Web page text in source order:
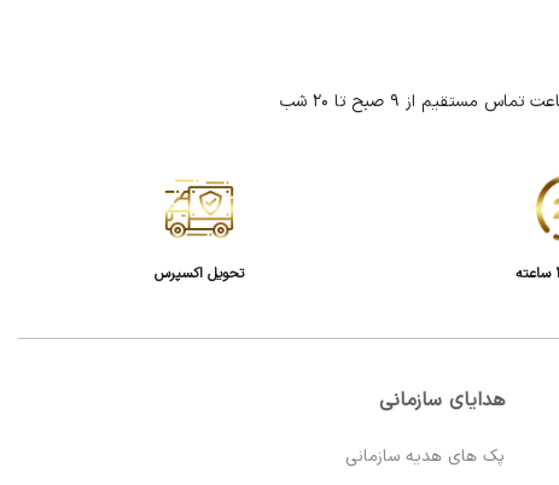
تحویل اکسپرس
هدایای سازمانی
پک های هدیه سازمانی